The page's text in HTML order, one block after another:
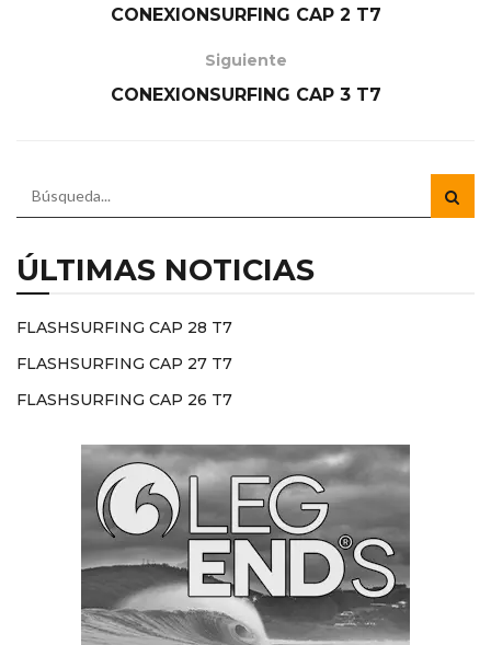
CONEXIONSURFING CAP 2 T7
Siguiente
CONEXIONSURFING CAP 3 T7
ÚLTIMAS NOTICIAS
FLASHSURFING CAP 28 T7
FLASHSURFING CAP 27 T7
FLASHSURFING CAP 26 T7